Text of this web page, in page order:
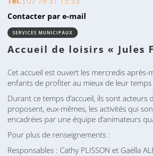
Contacter par e-mail
SERVICES MUNICIPAUX
Accueil de loisirs « Jules
Cet accueil est ouvert les mercredis après-
enfants de profiter au mieux de leur temps
Durant ce temps d’accueil, ils sont acteurs
proposent, eux-mêmes, les activités qui
encadrées par une équipe d’animateurs
Pour plus de renseignements :
Responsables : Cathy PLISSON et Gaëlla